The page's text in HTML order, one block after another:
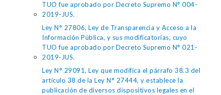
TUO fue aprobado por Decreto Supremo N° 004-
2019-JUS.
Ley N° 27806, Ley de Transparencia y Acceso a la
Información Pública, y sus modificatorias, cuyo
TUO fue aprobado por Decreto Supremo N° 021-
2019-JUS.
Ley N° 29091, Ley que modifica el párrafo 38.3 del
artículo 38 de la Ley N° 27444, y establece la
publicación de diversos dispositivos legales en el